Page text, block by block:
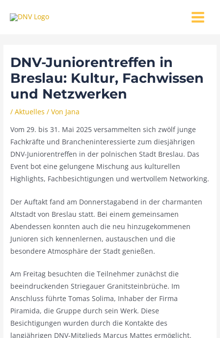
Inhalt
MENU
DNV-Juniorentreffen in
Breslau: Kultur, Fachwissen
und Netzwerken
/Aktuelles / Von Jana
Vom 29. bis 31. Mai 2025 versammelten sich zwölf junge
Fachkräfte und Brancheninteressierte zum diesjährigen
DNV-Juniorentreffen in der polnischen Stadt Breslau. Das
Event bot eine gelungene Mischung aus kulturellen
Highlights, Fachbesichtigungen und wertvollem Networking.
Der Auftakt fand am Donnerstagabend in der charmanten
Altstadt von Breslau statt. Bei einem gemeinsamen
Abendessen konnten auch die neu hinzugekommenen
Junioren sich kennenlernen, austauschen und die
besondere Atmosphäre der Stadt genießen.
Am Freitag besuchten die Teilnehmer zunächst die
beeindruckenden Striegauer Granitsteinbrüche. Im
Anschluss führte Tomas Solima, Inhaber der Firma
Piramida, die Gruppe durch sein Werk. Diese
Besichtigungen wurden durch die Kontakte des
langjährigen DNV-Mitglieds Marcus Mattes ermöglicht.